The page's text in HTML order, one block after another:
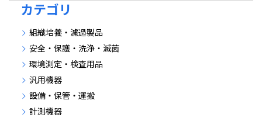
カテゴリ
組織培養・濾過製品
安全・保護・洗浄・滅菌
環境測定・検査用品
汎用機器
設備・保管・運搬
計測機器